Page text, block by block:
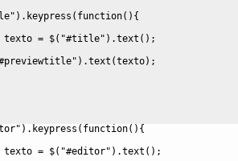
) . keypress ( function( ) {
texto = $( "#title" ) .text ( ) ;
) .text (texto) ;
) . keypress ( function( ) {
texto = $( "#editor" ) .text ( ) ;